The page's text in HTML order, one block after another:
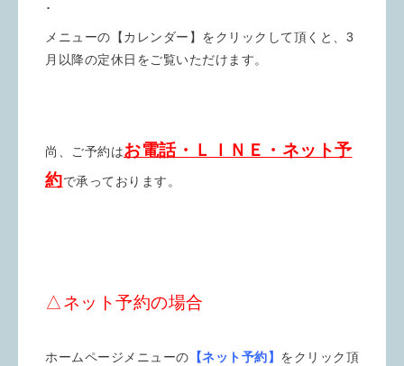
･
メニューの【カレンダー】をクリックして頂くと、3
月以降の定休日をご覧いただけます。
尚、ご予約はお電話・ＬＩＮＥ・ネット予
約で承っております。
△ネット予約の場合
ホームページメニューの 【ネット予約】 をクリック頂